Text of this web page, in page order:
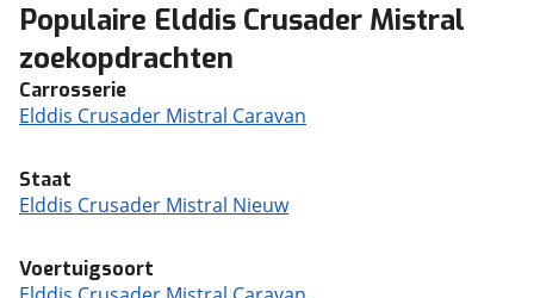
Populaire Elddis Crusader Mistral
zoekopdrachten
Carrosserie
Elddis Crusader Mistral Caravan
Staat
Elddis Crusader Mistral Nieuw
Voertuigsoort